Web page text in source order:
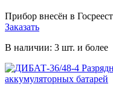
Прибор внесён в
Заказать
В наличии: 3 шт. и более